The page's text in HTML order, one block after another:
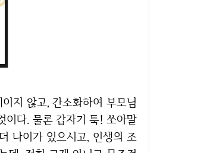
이다. 물론 갑자기 툭! 쏘아말
나이가 있으시고, 인생의 조